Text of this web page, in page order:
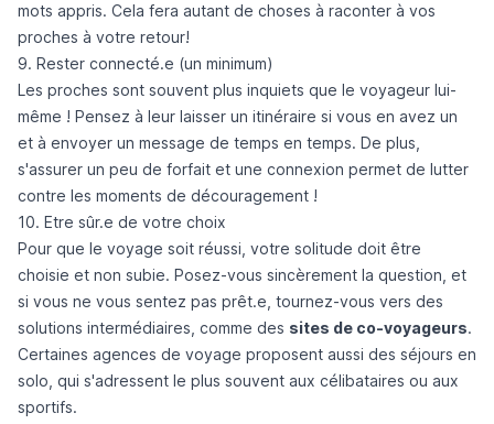
mots appris. Cela fera autant de choses à raconter à vos
proches à votre retour!
9. Rester connecté.e (un minimum)
Les proches sont souvent plus inquiets que le voyageur lui-
même ! Pensez à leur laisser un itinéraire si vous en avez un
et à envoyer un message de temps en temps. De plus,
s'assurer un peu de forfait et une connexion permet de lutter
contre les moments de découragement !
10. Etre sûr.e de votre choix
Pour que le voyage soit réussi, votre solitude doit être
choisie et non subie. Posez-vous sincèrement la question, et
si vous ne vous sentez pas prêt.e, tournez-vous vers des
solutions intermédiaires, comme des sites de co-voyageurs.
Certaines agences de voyage proposent aussi des séjours en
solo, qui s'adressent le plus souvent aux célibataires ou aux
sportifs.